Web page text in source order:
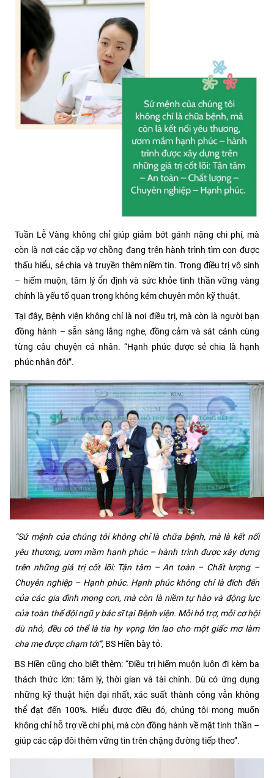
Tuần Lễ Vàng không chỉ giúp giảm bớt gánh nặng chi phí, mà
còn là nơi các cặp vợ chồng đang trên hành trình tìm con được
thấu hiểu, sẻ chia và truyền thêm niềm tin. Trong điều trị vô sinh
– hiếm muộn, tâm lý ổn định và sức khỏe tinh thần vững vàng
chính là yếu tố quan trọng không kém chuyên môn kỹ thuật.
Tại đây, Bệnh viện không chỉ là nơi điều trị, mà còn là người bạn
đồng hành – sẵn sàng lắng nghe, đồng cảm và sát cánh cùng
từng câu chuyện cá nhân. “Hạnh phúc được sẻ chia là hạnh
phúc nhân đôi”.
“Sứ mệnh của chúng tôi không chỉ là chữa bệnh, mà là kết nối
yêu thương, ươm mầm hạnh phúc – hành trình được xây dựng
trên những giá trị cốt lõi: Tận tâm – An toàn – Chất lượng –
Chuyên nghiệp – Hạnh phúc. Hạnh phúc không chỉ là đích đến
của các gia đình mong con, mà còn là niềm tự hào và động lực
của toàn thể đội ngũ y bác sĩ tại Bệnh viện. Mỗi hỗ trợ, mỗi cơ hội
dù nhỏ, đều có thể là tia hy vọng lớn lao cho một giấc mơ làm
cha mẹ được chạm tới”, BS Hiền bày tỏ.
BS Hiền cũng cho biết thêm: “Điều trị hiếm muộn luôn đi kèm ba
thách thức lớn: tâm lý, thời gian và tài chính. Dù có ứng dụng
những kỹ thuật hiện đại nhất, xác suất thành công vẫn không
thể đạt đến 100%. Hiểu được điều đó, chúng tôi mong muốn
không chỉ hỗ trợ về chi phí, mà còn đồng hành về mặt tinh thần –
giúp các cặp đôi thêm vững tin trên chặng đường tiếp theo”.